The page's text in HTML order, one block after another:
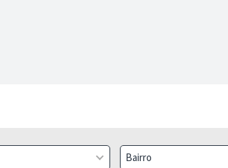
Bairro